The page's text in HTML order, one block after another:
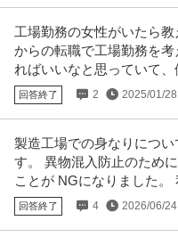
工場勤務の女性がいたら
からの転職で工場勤務を
ればいいなと思っていて
回答終了 2 2025/01/28
製造工場での身なりにつ
す。 異物混入防止のため
ことが NGになりました。
回答終了 4 2026/06/24